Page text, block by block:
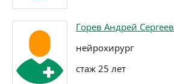
Горев Андрей
нейрохирург
стаж 25 лет